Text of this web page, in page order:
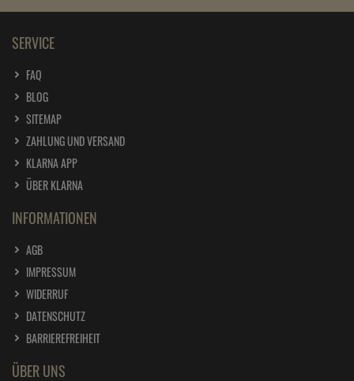
SERVICE
FAQ
BLOG
SITEMAP
ZAHLUNG UND VERSAND
KLARNA APP
ÜBER KLARNA
INFORMATIONEN
AGB
IMPRESSUM
WIDERRUF
DATENSCHUTZ
BARRIEREFREIHEIT
ÜBER UNS